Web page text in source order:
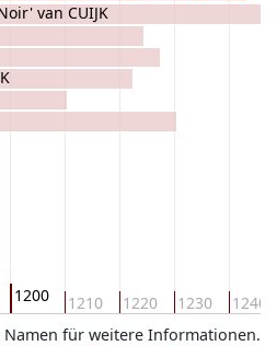
1200 1210 1220 1230 1240
van CUIJK
Namen für weitere Informationen.